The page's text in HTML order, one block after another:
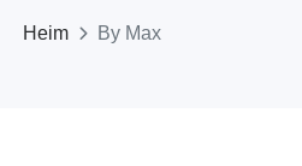
Heim By Max